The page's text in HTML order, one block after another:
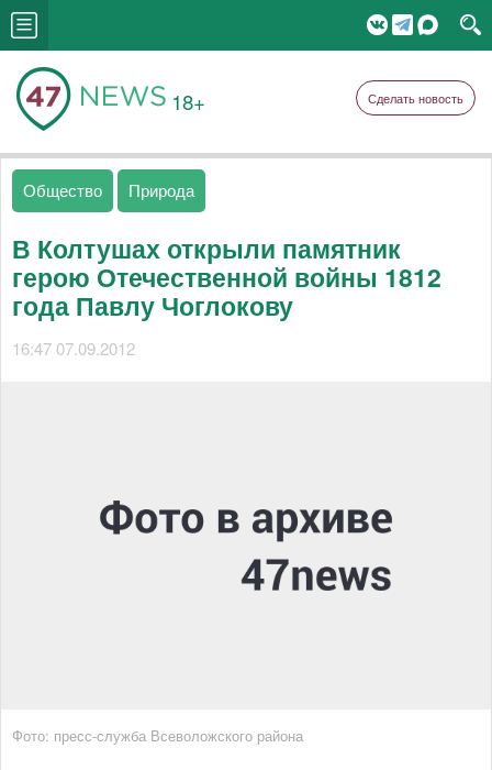
18+ Сделать новость
Общество Природа
В Колтушах открыли памятник
герою Отечественной войны 1812
года Павлу Чоглокову
16:47 07.09.2012
Фото: пресс-служба Всеволожского района